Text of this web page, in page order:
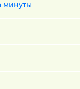
минуты